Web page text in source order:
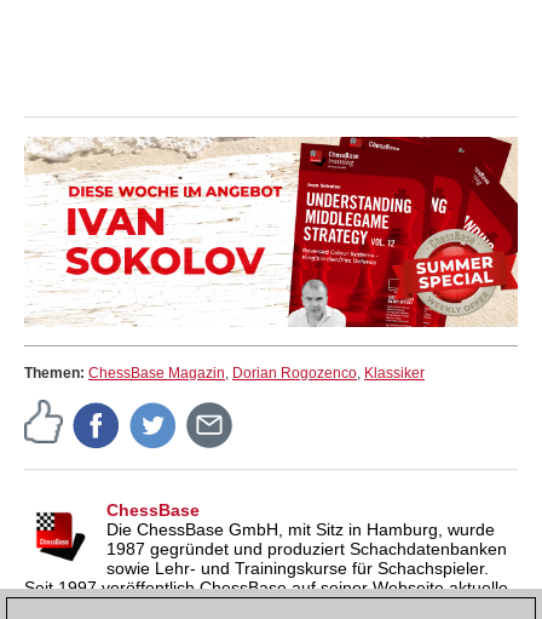
Themen: ChessBase Magazin, Dorian Rogozenco, Klassiker
ChessBase
Die ChessBase GmbH, mit Sitz in Hamburg, wurde
1987 gegründet und produziert Schachdatenbanken
sowie Lehr- und Trainingskurse für Schachspieler.
Seit 1997 veröffentlich ChessBase auf seiner Webseite aktuelle